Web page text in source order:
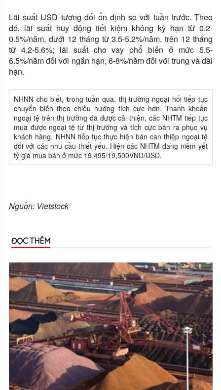
Lãi suất USD tương đối ổn định so với tuần trước. Theo
đó, lãi suất huy động tiết kiệm không kỳ hạn từ 0.2-
0.5%/năm, dưới 12 tháng từ 3.5-5.2%/năm, trên 12 tháng
từ 4.2-5.6%; lãi suất cho vay phổ biến ở mức 5.5-
6.5%/năm đối với ngắn hạn, 6-8%/năm đối với trung và dài
hạn.
NHNN cho biết, trong tuần qua, thị trường ngoại hối tiếp tục
chuyển biến theo chiều hướng tích cực hơn. Thanh khoản
ngoại tệ trên thị trường đã được cải thiện, các NHTM tiếp tục
mua được ngoại tệ từ thị trường và tích cực bán ra phục vụ
khách hàng. NHNN tiếp tục thực hiện bán can thiệp ngoại tệ
đối với các nhu cầu thiết yếu. Hiện các NHTM đang niêm yết
tỷ giá mua bán ở mức 19,495/19,500VND/USD.
Nguồn: Vietstock
ĐỌC THÊM